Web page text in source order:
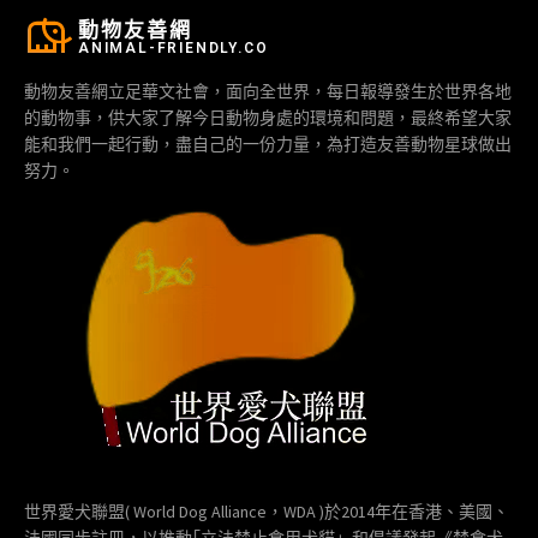
動物友善網
ANIMAL-FRIENDLY.CO
動物友善網立足華文社會，面向全世界，每日報導發生於世界各地
的動物事，供大家了解今日動物身處的環境和問題，最終希望大家
能和我們一起行動，盡自己的一份力量，為打造友善動物星球做出
努力。
世界愛犬聯盟( World Dog Alliance，WDA )於2014年在香港、美國、